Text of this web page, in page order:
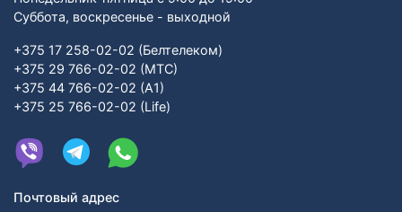
Суббота, воскресенье - выходной
+375 17 258-02-02 (Белтелеком)
+375 29 766-02-02 (МТС)
+375 44 766-02-02 (А1)
+375 25 766-02-02 (Life)
Почтовый адрес